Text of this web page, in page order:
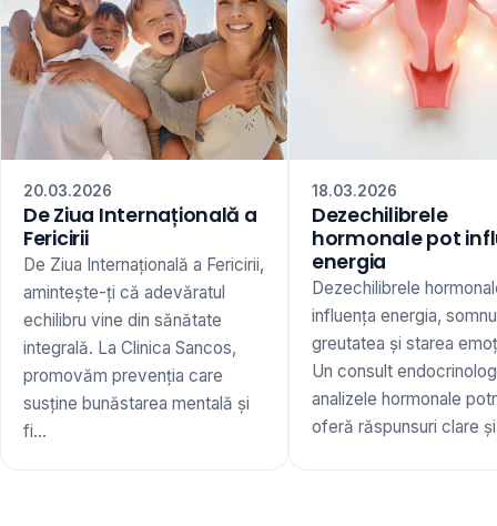
20.03.2026
De Ziua Internațională a
Fericirii
De Ziua Internațională a Fericirii,
amintește-ți că adevăratul
echilibru vine din sănătate
integrală. La Clinica Sancos,
promovăm prevenția care
susține bunăstarea mentală și
fi...
18.03.2026
Dezechilibrele
hormonale pot
energia
Dezechilibrele
influența energia,
greutatea și starea
Un consult
analizele hormonale
oferă răspunsuri clare